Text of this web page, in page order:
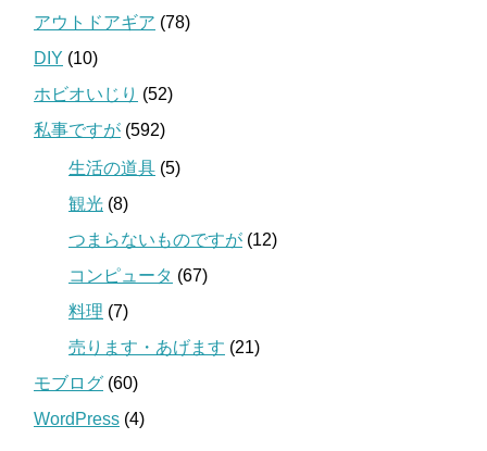
アウトドアギア (78)
DIY (10)
ホビオいじり (52)
私事ですが (592)
生活の道具 (5)
観光 (8)
つまらないものですが (12)
コンピュータ (67)
料理 (7)
売ります・あげます (21)
モブログ (60)
WordPress (4)